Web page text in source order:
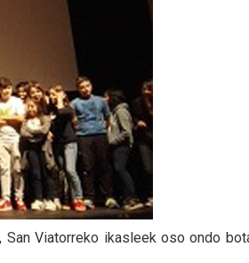
Viatorreko ikasleek oso ondo